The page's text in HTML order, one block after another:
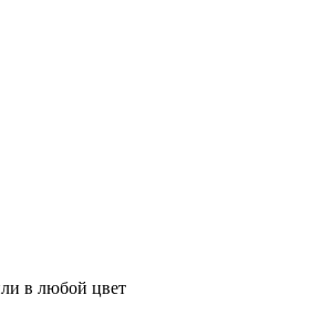
в любой цвет